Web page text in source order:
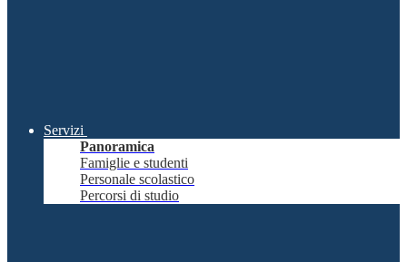
Servizi
Panoramica
Famiglie e studenti
Personale scolastico
Percorsi di studio